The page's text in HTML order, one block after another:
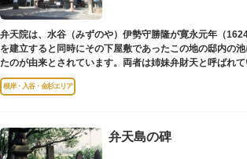
弁天院は、水谷（みずのや）伊勢守勝隆が寛永元年（
を建立すると同時にその下屋敷であったこの地の邸内の
たのが由来とされています。両者は姉妹弁財天と呼ばれて
根岸・入谷・金杉エリア
弁天島の碑